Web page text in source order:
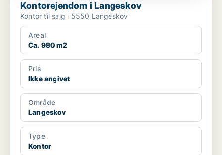
Kontorejendom i Langeskov
Kontor til salg i 5550 Langeskov
Areal
Ca. 980 m2
Pris
Ikke angivet
Område
Langeskov
Type
Kontor